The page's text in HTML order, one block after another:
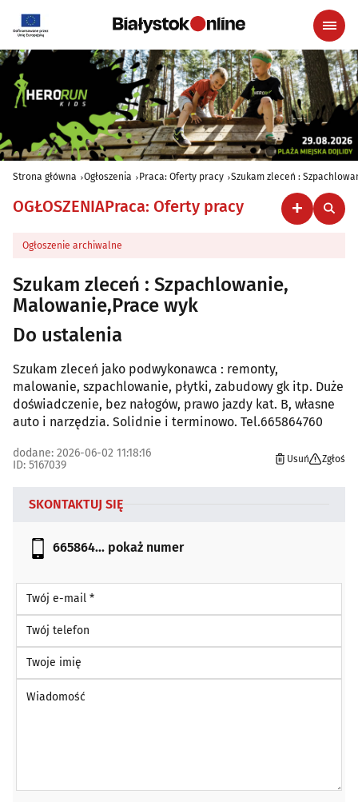
Strona główna Ogłoszenia Praca: Oferty pracy Szukam zleceń :
OGŁOSZENIAPraca: Oferty pracy
Ogłoszenie archiwalne
Szukam zleceń : Szpachlowanie,
Malowanie,Prace wyk
Do ustalenia
Szukam zleceń jako podwykonawca : remonty,
malowanie, szpachlowanie, płytki, zabudowy gk itp. Duże
doświadczenie, bez nałogów, prawo jazdy kat. B, własne
auto i narzędzia. Solidnie i terminowo. Tel.665864760
dodane: 2026-06-02 11:18:16
ID: 5167039
Usuń Zgłoś
SKONTAKTUJ SIĘ
665864... pokaż numer
Twój e-mail *
Twój telefon
Twoje imię